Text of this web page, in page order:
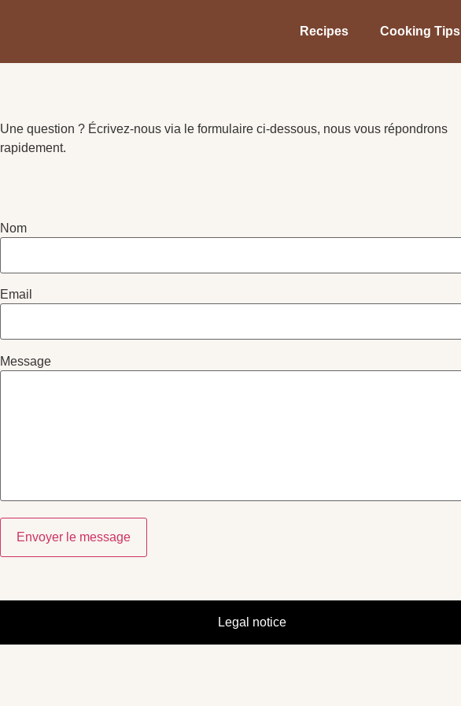
Recipes Cooking Tips
Une question ? Écrivez-nous via le formulaire ci-dessous, nous vous répondrons
rapidement.
Nom
Email
Message
Envoyer le message
Legal notice